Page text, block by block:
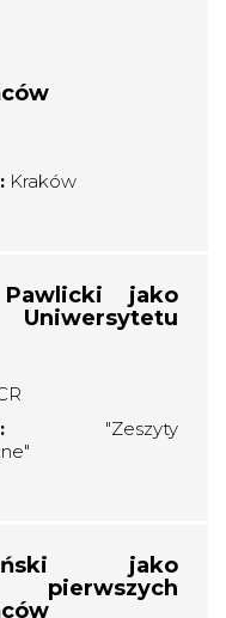
Kraków
jako
"Zeszyty
jako
pierwszych